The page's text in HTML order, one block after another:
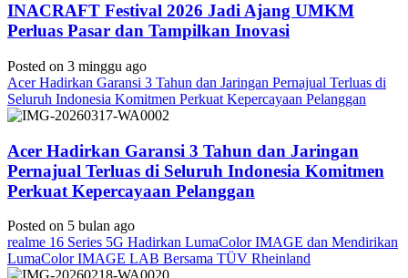
INACRAFT Festival 2026 Jadi Ajang UMKM
Perluas Pasar dan Tampilkan Inovasi
Posted on 3 minggu ago
Acer Hadirkan Garansi 3 Tahun dan Jaringan Pernajual Terluas di
Seluruh Indonesia Komitmen Perkuat Kepercayaan Pelanggan
Acer Hadirkan Garansi 3 Tahun dan Jaringan
Pernajual Terluas di Seluruh Indonesia Komitmen
Perkuat Kepercayaan Pelanggan
Posted on 5 bulan ago
realme 16 Series 5G Hadirkan LumaColor IMAGE dan Mendirikan
LumaColor IMAGE LAB Bersama TÜV Rheinland